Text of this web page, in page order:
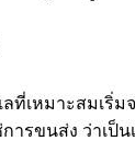
ที่เหมาะสมเริ่ม
ารขนส่ง ว่าเป็น